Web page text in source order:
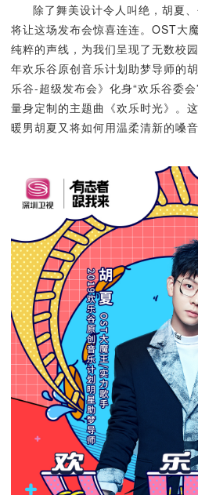
除了舞美设计令人叫绝，胡夏
将让这场发布会惊喜连连。OST大
纯粹的声线，为我们呈现了无数校
年欢乐谷原创音乐计划助梦导师的
乐谷-超级发布会》化身“欢乐谷委
量身定制的主题曲《欢乐时光》。
暖男胡夏又将如何用温柔清新的嗓